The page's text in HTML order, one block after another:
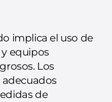
implica el uso de
equipos
Los
de